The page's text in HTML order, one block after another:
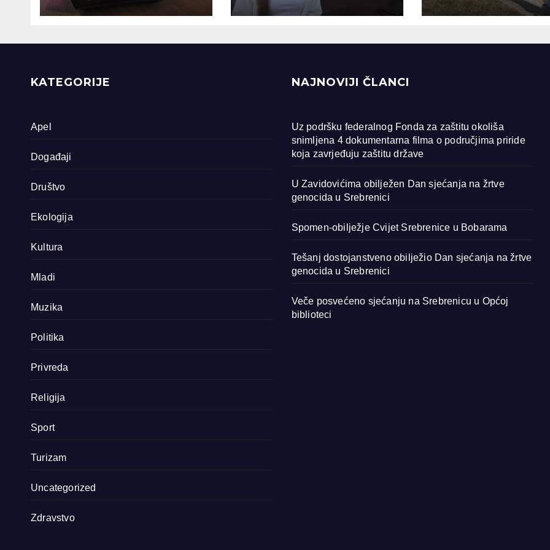
dokumentarna
priride koja
države
Srebrenici
KATEGORIJE
Apel
Događaji
Društvo
Ekologija
Kultura
Mladi
Muzika
Politika
Privreda
Religija
Sport
Turizam
Uncategorized
Zdravstvo
NAJNOVIJI ČLANCI
Uz podršku federalnog Fonda za zaštitu okoliša
snimljena 4 dokumentarna filma o područjima priride
koja zavrjeđuju zaštitu države
U Zavidovićima obilježen Dan sjećanja na žrtve
genocida u Srebrenici
Spomen-obilježje Cvijet Srebrenice u Bobarama
Tešanj dostojanstveno obilježio Dan sjećanja na žrtve
genocida u Srebrenici
Veče posvećeno sjećanju na Srebrenicu u Općoj
biblioteci